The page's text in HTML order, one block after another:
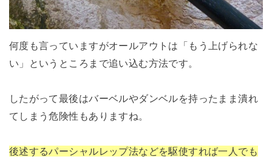
何度も言っていますがオールアウトは「もう上げられな
い」というところまで追い込む方法です。
したがって最後はバーベルやダンベルを持ったまま潰れ
てしまう危険性もありますね。
後述するパーシャルレップ法などを駆使すれば一人でも